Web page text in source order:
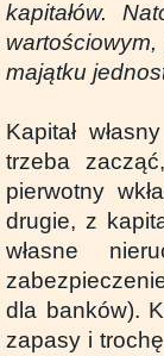
kapitałów.
majątku
Kapitał
trzeba
pierwotny
drugie, z
własne
dla banków).
zapasy i